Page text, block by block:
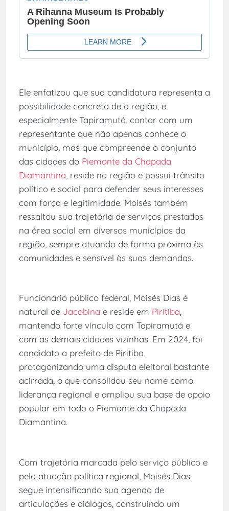
Ele enfatizou que sua candidatura representa a
possibilidade concreta de a região, e
especialmente Tapiramutá, contar com um
representante que não apenas conhece o
município, mas que compreende o conjunto
das cidades do Piemonte da Chapada
Diamantina , reside na região e possui trânsito
político e social para defender seus interesses
com força e legitimidade. Moisés também
ressaltou sua trajetória de serviços prestados
na área social em diversos municípios da
região, sempre atuando de forma próxima às
comunidades e sensível às suas demandas.
Funcionário público federal, Moisés Dias é
natural de Jacobina e reside em Piritiba,
mantendo forte vínculo com Tapiramutá e
com as demais cidades vizinhas. Em 2024, foi
candidato a prefeito de Piritiba,
protagonizando uma disputa eleitoral bastante
acirrada, o que consolidou seu nome como
liderança regional e ampliou sua base de apoio
popular em todo o Piemonte da Chapada
Diamantina.
Com trajetória marcada pelo serviço público e
pela atuação política regional, Moisés Dias
segue intensificando sua agenda de
articulações e diálogos, construindo um